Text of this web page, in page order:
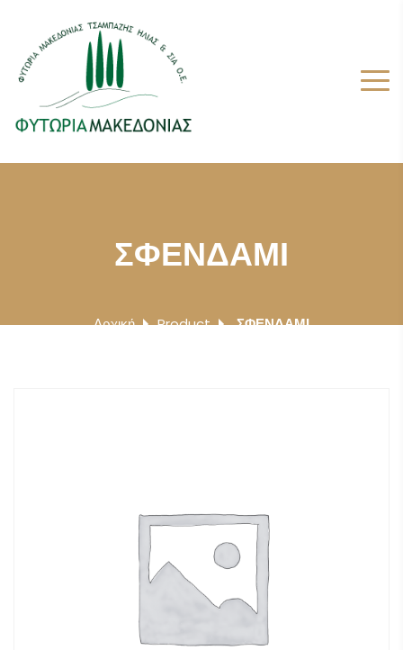
ΣΦΕΝΔΑΜΙ
Αρχική Product ΣΦΕΝΔΑΜΙ